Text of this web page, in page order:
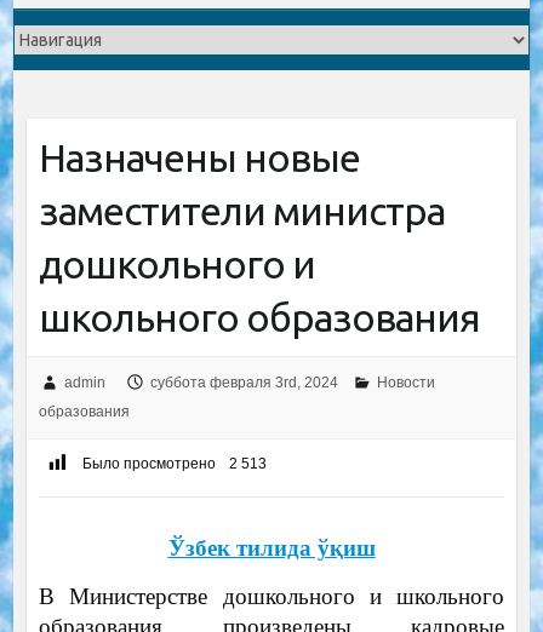
Назначены новые
заместители министра
дошкольного и
школьного образования
admin суббота февраля 3rd, 2024
Новости
образования
Было просмотрено 2 513
Ўзбек тилида ўқиш
В Министерстве дошкольного и школьного
образования произведены кадровые